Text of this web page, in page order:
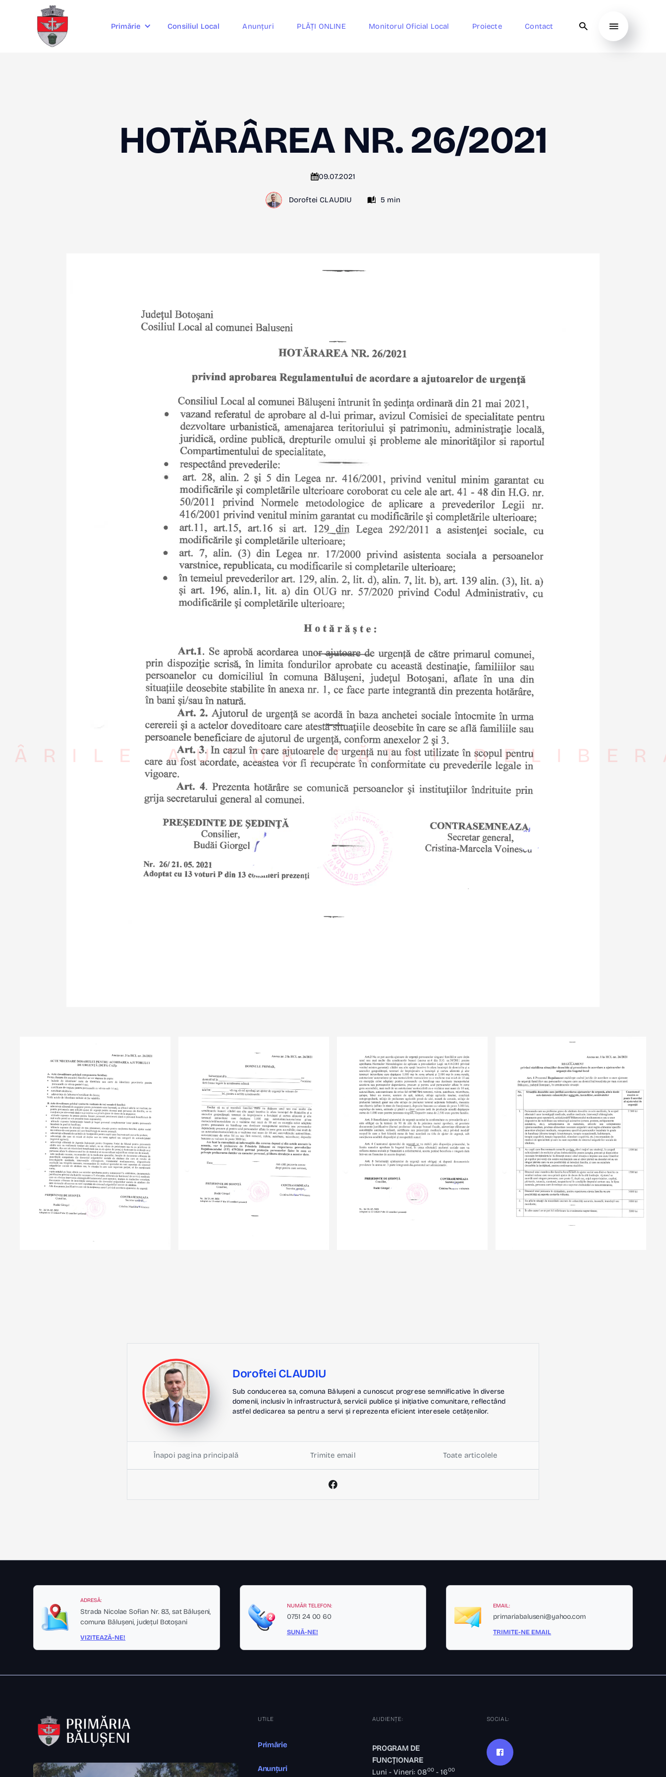
Primărie Consiliul Local Anunțuri PLĂȚI ONLINE Monitorul Oficial Local Proiecte Contact
HOTĂRÂREA NR. 26/2021
09.07.2021
Doroftei CLAUDIU 5 min
AUTORITĂȚII
Doroftei CLAUDIU
Sub conducerea sa, comuna Bălușeni a cunoscut progrese semnificative în diverse
domenii, inclusiv în infrastructură, servicii publice și inițiative comunitare, reflectând
astfel dedicarea sa pentru a servi și reprezenta eficient interesele cetățenilor.
Înapoi pagina principală Trimite email Toate articolele
ADRESĂ:
Strada Nicolae Sofian Nr. 83, sat Bălușeni,
comuna Bălușeni, județul Botoșani
VIZITEAZĂ-NE!
NUMĂR TELEFON:
0751 24 00 60
SUNĂ-NE!
EMAIL:
primariabaluseni@yahoo.com
TRIMITE-NE EMAIL
UTILE
Primărie
Anunțuri
AUDIENȚE:
PROGRAM DE
FUNCȚIONARE
Luni - Vineri: 0800- 1600
SOCIAL: